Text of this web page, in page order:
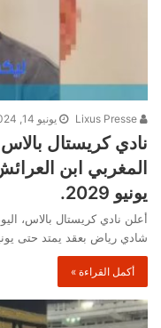
يونيو 14, 2024
نادي كريستال
المغربي ابن
يونيو 2029.
أعلن نادي كريستال بالاس،
شادي رياض بعقد يمتد حتى يونيو 2029. وخاض
أكمل القراءة »